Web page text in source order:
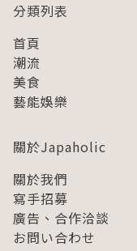
分類列表
首頁
潮流
美食
藝能娛樂
關於Japaholic
關於我們
寫手招募
廣告、合作洽談
お問い合わせ